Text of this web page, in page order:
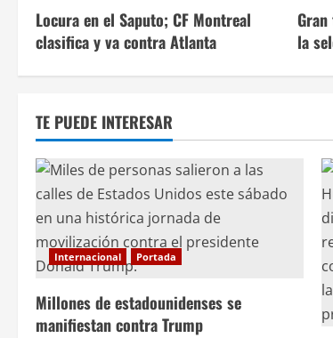
a
c
i
ó
n
d
e
e
n
Locura en el Saputo; CF Montreal
clasifica y va contra Atlanta
la
TE PUEDE INTERESAR
Internacional Portada
Millones de estadounidenses se
manifiestan contra Trump